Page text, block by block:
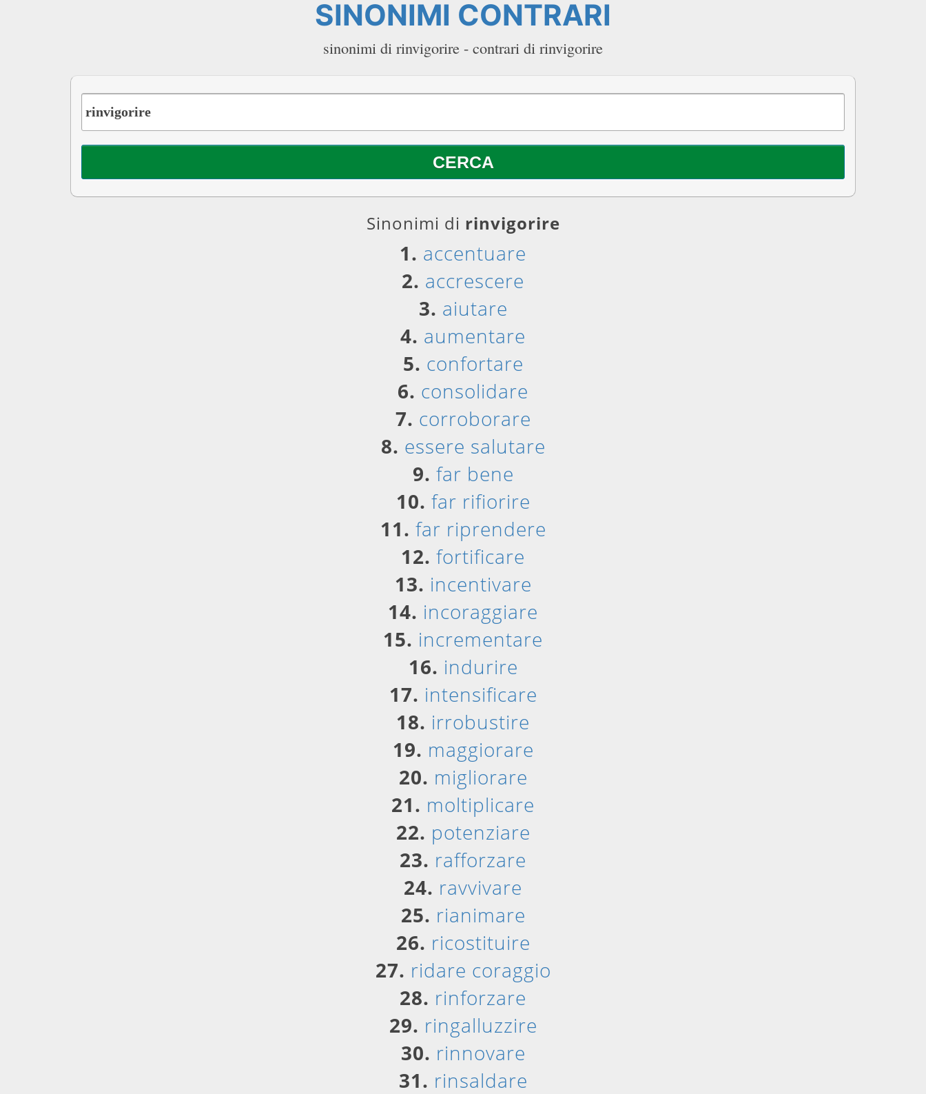
SINONIMI CONTRARI
sinonimi di rinvigorire - contrari di rinvigorire
Sinonimi di rinvigorire
1. accentuare
2. accrescere
3. aiutare
4. aumentare
5. confortare
6. consolidare
7. corroborare
8. essere salutare
9. far bene
10. far rifiorire
11. far riprendere
12. fortificare
13. incentivare
14. incoraggiare
15. incrementare
16. indurire
17. intensificare
18. irrobustire
19. maggiorare
20. migliorare
21. moltiplicare
22. potenziare
23. rafforzare
24. ravvivare
25. rianimare
26. ricostituire
27. ridare coraggio
28. rinforzare
29. ringalluzzire
30. rinnovare
31. rinsaldare